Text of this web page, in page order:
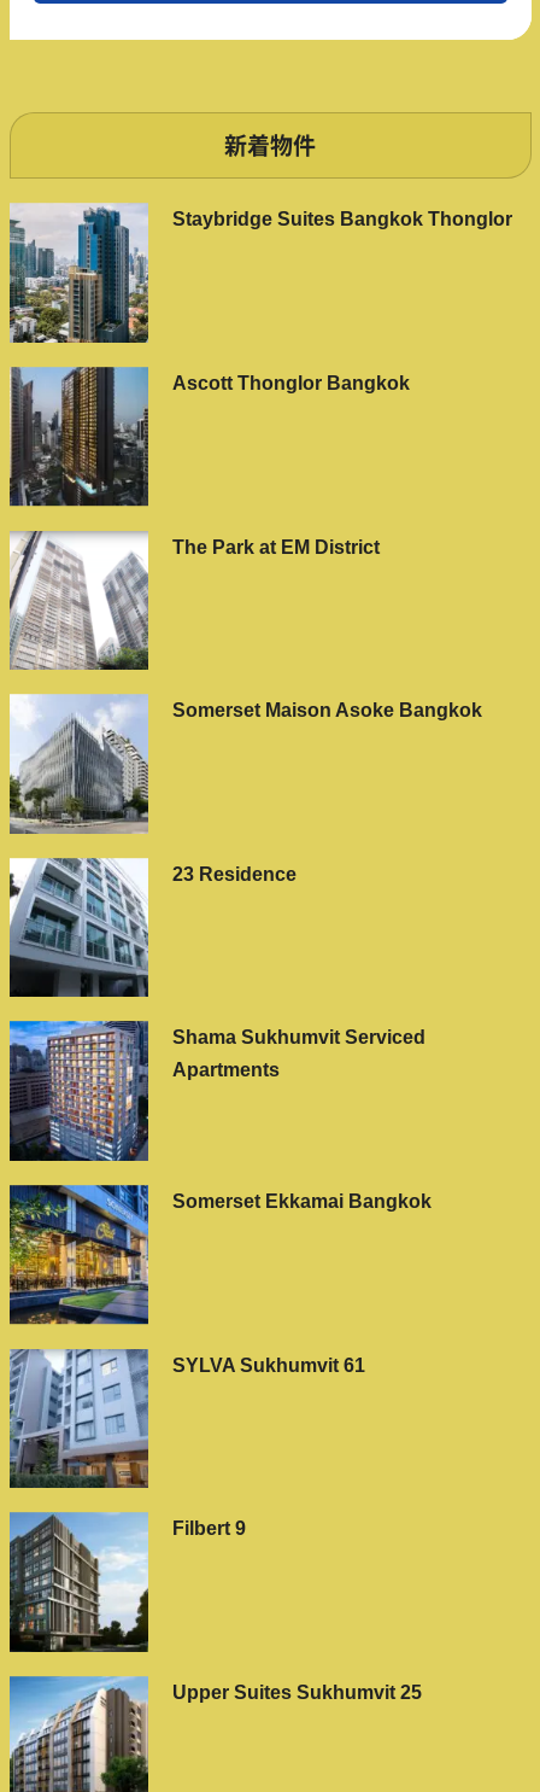
新着物件
Staybridge Suites Bangkok Thonglor
Ascott Thonglor Bangkok
The Park at EM District
Somerset Maison Asoke Bangkok
23 Residence
Shama Sukhumvit Serviced
Apartments
Somerset Ekkamai Bangkok
SYLVA Sukhumvit 61
Filbert 9
Upper Suites Sukhumvit 25